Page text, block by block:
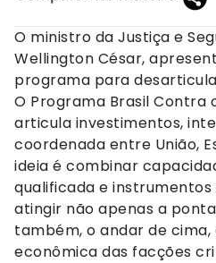
O ministro da Justiça e
Wellington César,
programa para
O Programa Brasil Contra
articula investimentos,
coordenada entre União,
ideia é combinar
qualificada e
atingir não apenas a
também, o andar de
econômica das facções